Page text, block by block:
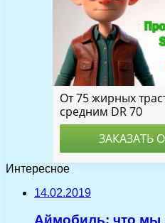
Интересное
14.02.2019